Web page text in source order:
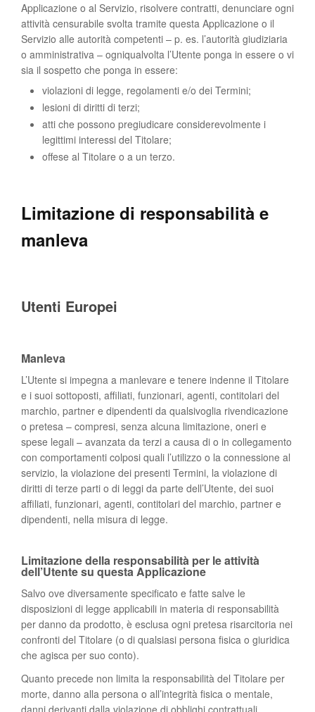
Applicazione o al Servizio, risolvere contratti, denunciare ogni
attività censurabile svolta tramite questa Applicazione o il
Servizio alle autorità competenti – p. es. l’autorità giudiziaria
o amministrativa – ogniqualvolta l’Utente ponga in essere o vi
sia il sospetto che ponga in essere:
violazioni di legge, regolamenti e/o dei Termini;
lesioni di diritti di terzi;
atti che possono pregiudicare considerevolmente i
legittimi interessi del Titolare;
offese al Titolare o a un terzo.
Limitazione di responsabilità e
manleva
Utenti Europei
Manleva
L’Utente si impegna a manlevare e tenere indenne il Titolare
e i suoi sottoposti, affiliati, funzionari, agenti, contitolari del
marchio, partner e dipendenti da qualsivoglia rivendicazione
o pretesa – compresi, senza alcuna limitazione, oneri e
spese legali – avanzata da terzi a causa di o in collegamento
con comportamenti colposi quali l’utilizzo o la connessione al
servizio, la violazione dei presenti Termini, la violazione di
diritti di terze parti o di leggi da parte dell’Utente, dei suoi
affiliati, funzionari, agenti, contitolari del marchio, partner e
dipendenti, nella misura di legge.
Limitazione della responsabilità per le attività
dell’Utente su questa Applicazione
Salvo ove diversamente specificato e fatte salve le
disposizioni di legge applicabili in materia di responsabilità
per danno da prodotto, è esclusa ogni pretesa risarcitoria nei
confronti del Titolare (o di qualsiasi persona fisica o giuridica
che agisca per suo conto).
Quanto precede non limita la responsabilità del Titolare per
morte, danno alla persona o all’integrità fisica o mentale,
danni derivanti dalla violazione di obblighi contrattuali